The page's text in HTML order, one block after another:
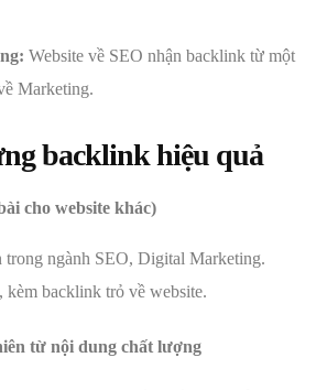
Website về SEO nhận backlink từ một
Marketing.
backlink hiệu quả
cho website khác)
ngành SEO, Digital Marketing.
kèm backlink trỏ về website.
từ nội dung chất lượng